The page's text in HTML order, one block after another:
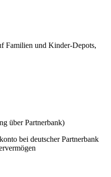
Familien und Kinder-Depots,
über Partnerbank)
bei deutscher Partnerbank